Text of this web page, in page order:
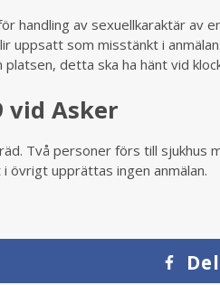
handling av sexuellkaraktär av
uppsatt som misstänkt i
detta ska ha hänt vid
vid Asker
Två personer förs till sjukhus
övrigt upprättas ingen anmälan.